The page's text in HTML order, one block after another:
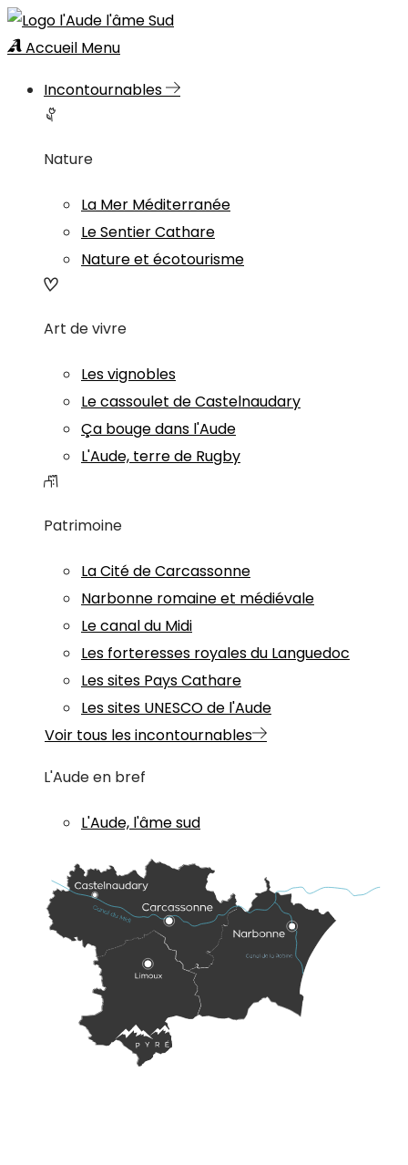
Accueil Menu
Incontournables
Nature
La Mer Méditerranée
Le Sentier Cathare
Nature et écotourisme
Art de vivre
Les vignobles
Le cassoulet de Castelnaudary
Ça bouge dans l'Aude
L'Aude, terre de Rugby
Patrimoine
La Cité de Carcassonne
Narbonne romaine et médiévale
Le canal du Midi
Les forteresses royales du Languedoc
Les sites Pays Cathare
Les sites UNESCO de l'Aude
Voir tous les incontournables
L'Aude en bref
L'Aude, l'âme sud